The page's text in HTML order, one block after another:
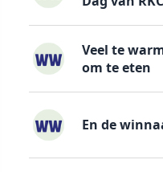
Veel te
om te eten
En de